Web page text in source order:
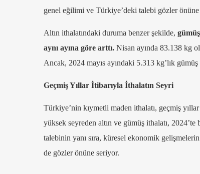
genel eğilimi ve Türkiye’deki talebi gözler önüne
Altın ithalatındaki duruma benzer şekilde,
aynı ayına göre arttı. Nisan ayında 83.138 kg
Ancak, 2024 mayıs ayındaki 5.313 kg’lık
Geçmiş Yıllar İtibarıyla İthalatın Seyri
Türkiye’nin kıymetli maden ithalatı, geçmiş
yüksek seyreden altın ve gümüş ithalatı,
talebinin yanı sıra, küresel ekonomik
de gözler önüne seriyor.